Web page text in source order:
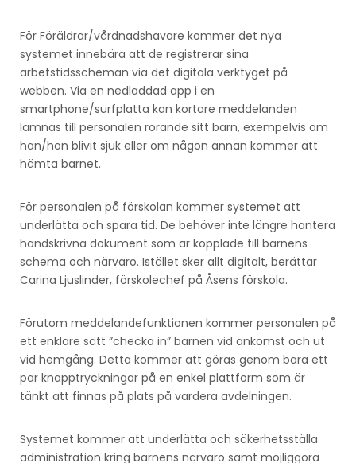
För Föräldrar/vårdnadshavare kommer det nya
systemet innebära att de registrerar sina
arbetstidsscheman via det digitala verktyget på
webben. Via en nedladdad app i en
smartphone/surfplatta kan kortare meddelanden
lämnas till personalen rörande sitt barn, exempelvis om
han/hon blivit sjuk eller om någon annan kommer att
hämta barnet.
För personalen på förskolan kommer systemet att
underlätta och spara tid. De behöver inte längre hantera
handskrivna dokument som är kopplade till barnens
schema och närvaro. Istället sker allt digitalt, berättar
Carina Ljuslinder, förskolechef på Åsens förskola.
Förutom meddelandefunktionen kommer personalen på
ett enklare sätt ”checka in” barnen vid ankomst och ut
vid hemgång. Detta kommer att göras genom bara ett
par knapptryckningar på en enkel plattform som är
tänkt att finnas på plats på vardera avdelningen.
Systemet kommer att underlätta och säkerhetsställa
administration kring barnens närvaro samt möjliggöra